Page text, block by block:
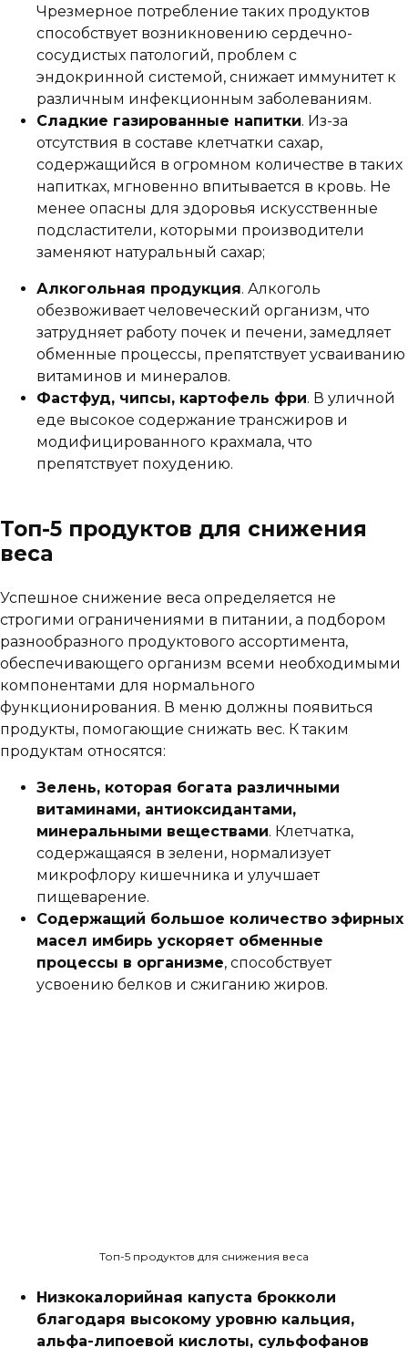
Чрезмерное потребление таких продуктов
способствует возникновению сердечно-
сосудистых патологий, проблем с
эндокринной системой, снижает иммунитет к
различным инфекционным заболеваниям.
Сладкие газированные напитки. Из-за
отсутствия в составе клетчатки сахар,
содержащийся в огромном количестве в таких
напитках, мгновенно впитывается в кровь. Не
менее опасны для здоровья искусственные
подсластители, которыми производители
заменяют натуральный сахар;
Алкогольная продукция. Алкоголь
обезвоживает человеческий организм, что
затрудняет работу почек и печени, замедляет
обменные процессы, препятствует усваиванию
витаминов и минералов.
Фастфуд, чипсы, картофель фри. В уличной
еде высокое содержание трансжиров и
модифицированного крахмала, что
препятствует похудению.
Топ-5 продуктов для снижения
веса
Успешное снижение веса определяется не
строгими ограничениями в питании, а подбором
разнообразного продуктового ассортимента,
обеспечивающего организм всеми необходимыми
компонентами для нормального
функционирования. В меню должны появиться
продукты, помогающие снижать вес. К таким
продуктам относятся:
Зелень, которая богата различными
витаминами, антиоксидантами,
минеральными веществами. Клетчатка,
содержащаяся в зелени, нормализует
микрофлору кишечника и улучшает
пищеварение.
Содержащий большое количество эфирных
масел имбирь ускоряет обменные
процессы в организме, способствует
усвоению белков и сжиганию жиров.
Топ-5 продуктов для снижения веса
Низкокалорийная капуста брокколи
благодаря высокому уровню кальция,
альфа-липоевой кислоты, сульфофанов